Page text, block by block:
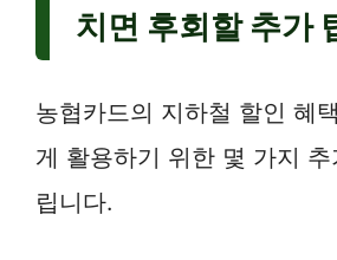
치면 후회할 추가
농협카드의 지하철 할인 혜
게 활용하기 위한 몇 가지
립니다.